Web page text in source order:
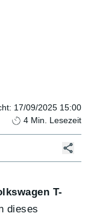
: 17/09/2025 15:00
4 Min. Lesezeit
T-
dieses